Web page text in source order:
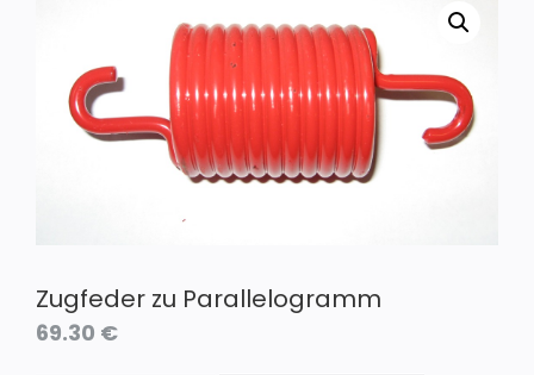
Zugfeder zu Parallelogramm
69.30 €